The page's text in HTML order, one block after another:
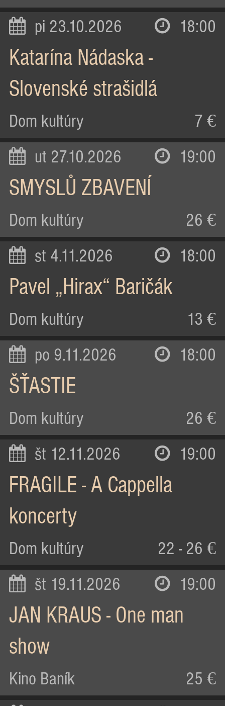
pi 23.10.2026 18:00
Katarína Nádaska -
Slovenské strašidlá
Dom kultúry 7 €
ut 27.10.2026 19:00
SMYSLŮ ZBAVENÍ
Dom kultúry 26 €
st 4.11.2026 18:00
Pavel „Hirax“ Baričák
Dom kultúry 13 €
po 9.11.2026 18:00
ŠŤASTIE
Dom kultúry 26 €
št 12.11.2026 19:00
FRAGILE - A Cappella
koncerty
Dom kultúry 22 - 26 €
št 19.11.2026 19:00
JAN KRAUS - One man
show
Kino Baník 25 €